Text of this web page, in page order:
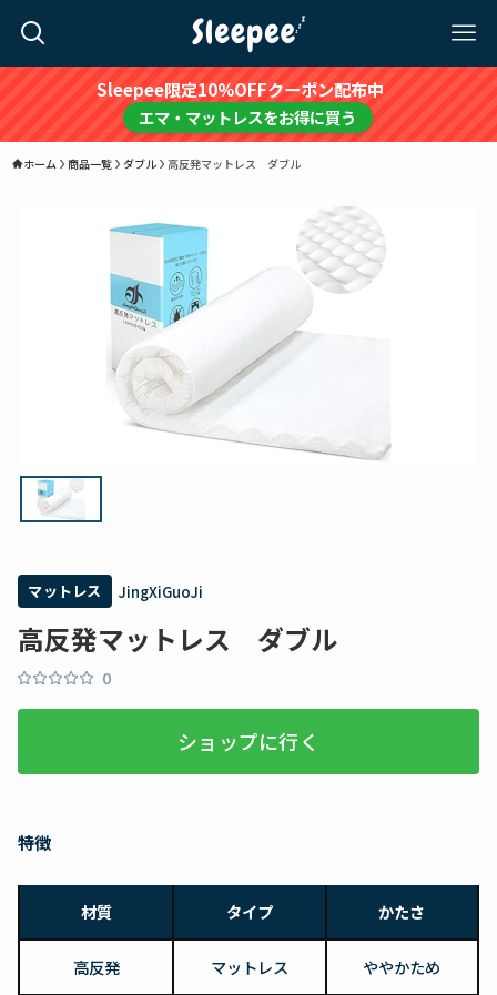
Sleepee限定10%OFFクーポン配布中
エマ・マットレスをお得に買う
ホーム 商品一覧 ダブル 高反発マットレス ダブル
マットレス JingXiGuoJi
高反発マットレス ダブル
0
ショップに行く
特徴
材質 タイプ かたさ
高反発 マットレス ややかため